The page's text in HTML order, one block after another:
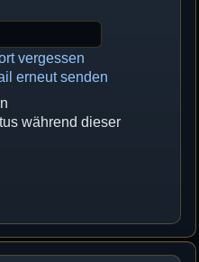
vergessen
erneut senden
während dieser